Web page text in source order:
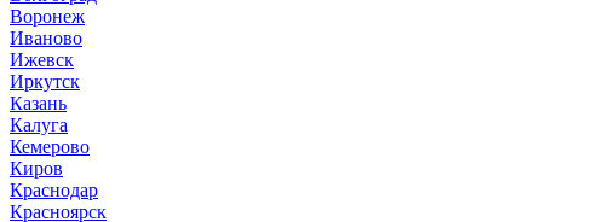
Воронеж
Иваново
Ижевск
Иркутск
Казань
Калуга
Кемерово
Киров
Краснодар
Красноярск